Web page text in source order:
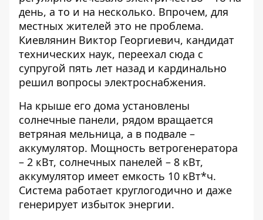
день, а то и на несколько. Впрочем, для
местных жителей это не проблема.
Киевлянин Виктор Георгиевич, кандидат
технических наук, переехал сюда с
супругой пять лет назад и кардинально
решил вопросы электроснабжения.
На крыше его дома установлены
солнечные панели, рядом вращается
ветряная мельница, а в подвале –
аккумулятор. Мощность ветрогенератора
– 2 кВт, солнечных панелей – 8 кВт,
аккумулятор имеет емкость 10 кВт*ч.
Система работает круглогодично и даже
генерирует избыток энергии.